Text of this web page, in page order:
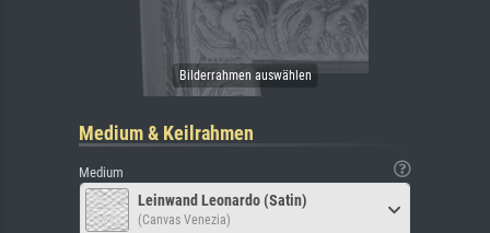
Medium & Keilrahmen
Medium
Leinwand Leonardo (Satin)
(Canvas Venezia)